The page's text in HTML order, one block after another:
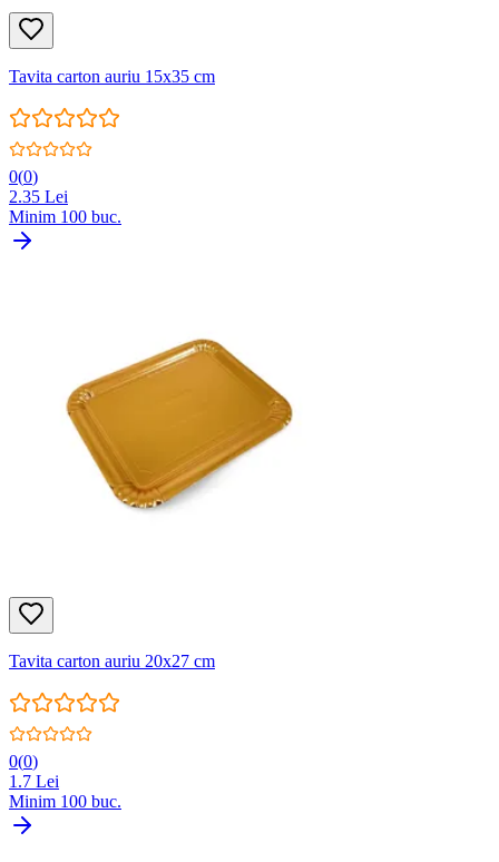
Tavita carton auriu 15x35 cm
0(0)
2.35 Lei
Minim 100 buc.
Tavita carton auriu 20x27 cm
0(0)
1.7 Lei
Minim 100 buc.